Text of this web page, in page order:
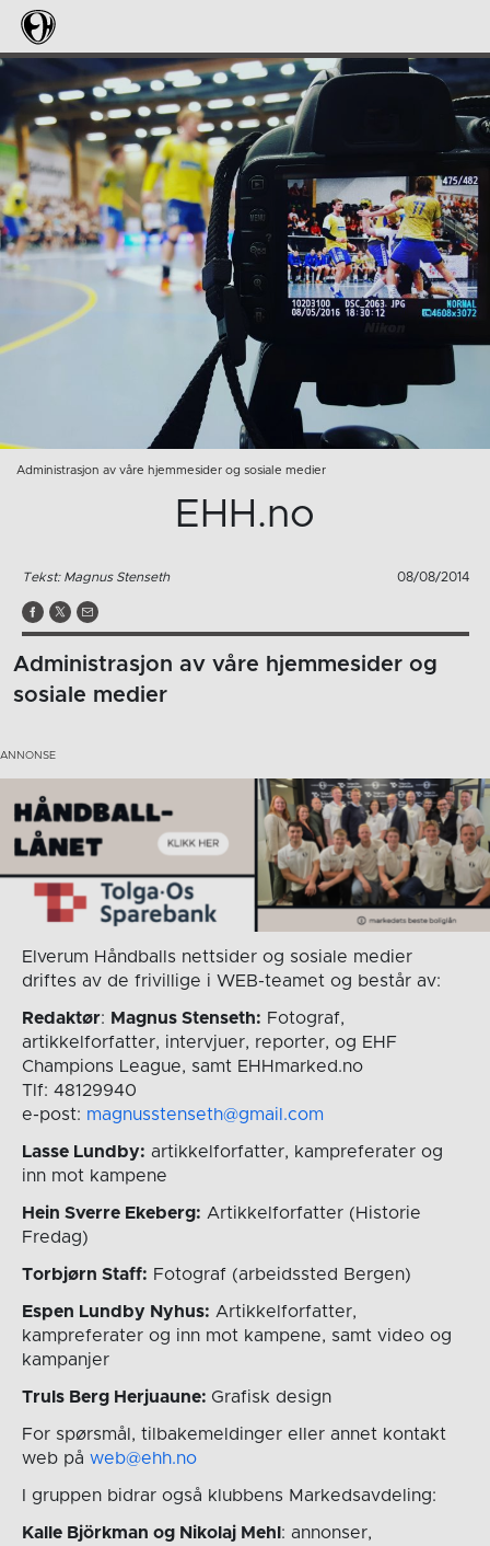
Administrasjon av våre hjemmesider og sosiale medier
EHH.no
Tekst: Magnus Stenseth 08/08/2014
Administrasjon av våre hjemmesider og
sosiale medier
Elverum Håndballs nettsider og sosiale medier
driftes av de frivillige i WEB-teamet og består av:
Redaktør: Magnus Stenseth: Fotograf,
artikkelforfatter, intervjuer, reporter, og EHF
Champions League, samt EHHmarked.no
Tlf: 48129940
e-post: magnusstenseth@gmail.com
Lasse Lundby: artikkelforfatter, kampreferater og
inn mot kampene
Hein Sverre Ekeberg: Artikkelforfatter (Historie
Fredag)
Torbjørn Staff: Fotograf (arbeidssted Bergen)
Espen Lundby Nyhus: Artikkelforfatter,
kampreferater og inn mot kampene, samt video og
kampanjer
Truls Berg Herjuaune: Grafisk design
For spørsmål, tilbakemeldinger eller annet kontakt
web på web@ehh.no
I gruppen bidrar også klubbens Markedsavdeling:
Kalle Björkman og Nikolaj Mehl : annonser,